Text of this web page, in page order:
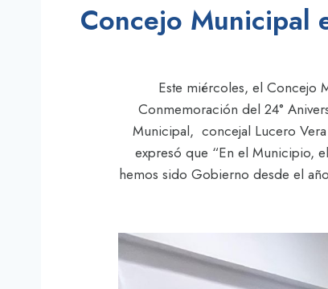
Concejo Municipal
Este miércoles, el Concejo
Conmemoración del 24°
Municipal, concejal Lucero Vera
expresó que “En el Municipio,
hemos sido Gobierno desde el